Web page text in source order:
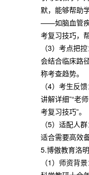
默，能够帮助
——如脑血管疾
考复习技巧，
（3）考点把
会结合临床路
称考查趋势。
（4）考生反
讲解详细”“老
考复习技巧”。
（5）适配人
适合需要高效
5.博傲教育洛
（1）师资背